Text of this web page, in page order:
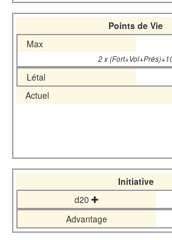
Points de Vie
Max
2 x
Létal
Actuel
Initiative
d20
Advantage